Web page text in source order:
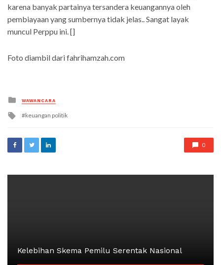
karena banyak partainya tersandera keuangannya oleh
pembiayaan yang sumbernya tidak jelas.. Sangat layak
muncul Perppu ini. []
Foto diambil dari fahrihamzah.com
Posted
in
WAWANCARA
Tagged
keuangan politik
0
Kelebihan Skema Pemilu Serentak Nasional